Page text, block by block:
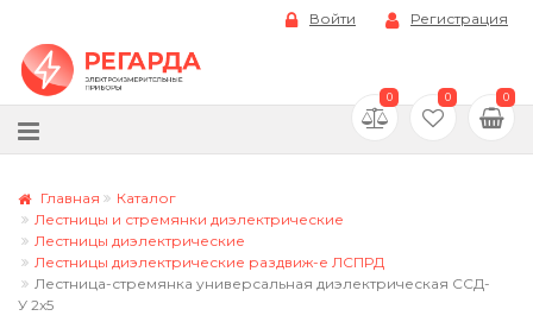
Войти Регистрация
0 0 0
Главная
Каталог
Лестницы и стремянки диэлектрические
Лестницы диэлектрические
Лестницы диэлектрические раздвиж-е ЛСПРД
Лестница-стремянка универсальная диэлектрическая ССД-
У 2x5